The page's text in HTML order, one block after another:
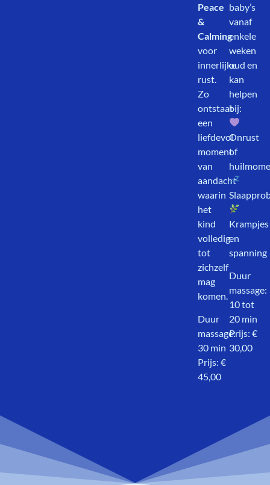
Peace
&
Calming
voor
innerlijke
rust.
Zo
ontstaat
een
liefdevol
moment
van
aandacht
waarin
het
kind
volledig
tot
zichzelf
mag
komen.
Duur
massage:
30 min
Prijs: €
45,00
baby’s
vanaf
enkele
weken
oud en
kan
helpen
bij:
Onrust
of
Krampjes
en
spanning
Duur
massage:
10 tot
20 min
Prijs: €
30,00